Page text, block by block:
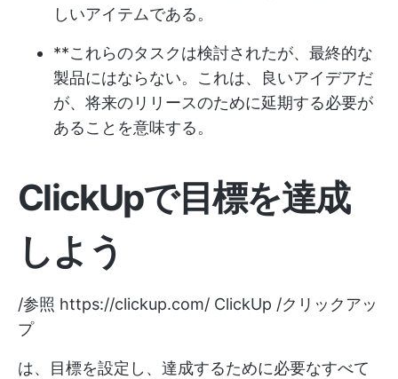
しいアイテムである。
**これらのタスクは検討されたが、最終的な
製品にはならない。これは、良いアイデアだ
が、将来のリリースのために延期する必要が
あることを意味する。
ClickUpで目標を達成
しよう
/参照 https://clickup.com/ ClickUp /クリックアッ
プ
は、目標を設定し、達成するために必要なすべて